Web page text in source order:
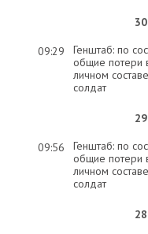
09:29
Генштаб: по
общие потери
личном
солдат
09:56
Генштаб: по
общие потери
личном
солдат